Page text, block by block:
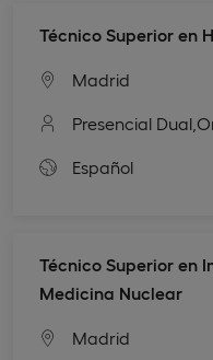
Técnico Superior en
Madrid
Presencial Dual,
Español
Técnico Superior en
Medicina Nuclear
Madrid